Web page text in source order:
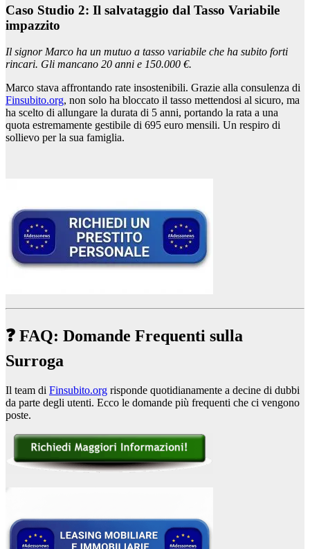
Caso Studio 2: Il salvataggio dal Tasso Variabile
impazzito
Il signor Marco ha un mutuo a tasso variabile che ha subito forti
rincari. Gli mancano 20 anni e 150.000 €.
Marco stava affrontando rate insostenibili. Grazie alla consulenza di
Finsubito.org, non solo ha bloccato il tasso mettendosi al sicuro, ma
ha scelto di allungare la durata di 5 anni, portando la rata a una
quota estremamente gestibile di 695 euro mensili. Un respiro di
sollievo per la sua famiglia.
❓ FAQ: Domande Frequenti sulla
Surroga
Il team di Finsubito.org risponde quotidianamente a decine di dubbi
da parte degli utenti. Ecco le domande più frequenti che ci vengono
poste.